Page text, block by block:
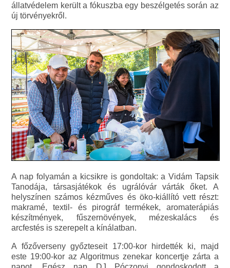
állatvédelem került a fókuszba egy beszélgetés során az
új törvényekről.
A nap folyamán a kicsikre is gondoltak: a Vidám Tapsik
Tanodája, társasjátékok és ugrálóvár várták őket. A
helyszínen számos kézműves és öko-kiállító vett részt:
makramé, textil- és pirográf termékek, aromaterápiás
készítmények, fűszernövények, mézeskalács és
arcfestés is szerepelt a kínálatban.
A főzőverseny győzteseit 17:00-kor hirdették ki, majd
este 19:00-kor az Algoritmus zenekar koncertje zárta a